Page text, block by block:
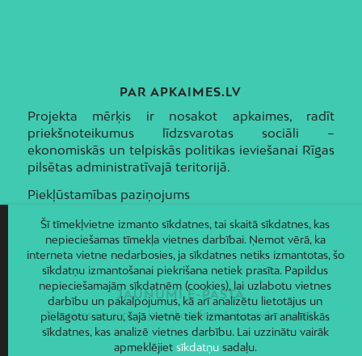
PAR APKAIMES.LV
Projekta mērķis ir nosakot apkaimes, radīt
priekšnoteikumus līdzsvarotas sociāli –
ekonomiskās un telpiskās politikas ieviešanai Rīgas
pilsētas administratīvajā teritorijā.
Piekļūstamības paziņojums
JAUNUMI E-PASTĀ
Piesakies un saņem jaunāko informāciju savā e-pastā!
Šī tīmekļvietne izmanto sīkdatnes, tai skaitā sīkdatnes, kas
nepieciešamas tīmekļa vietnes darbībai. Ņemot vērā, ka
interneta vietne nedarbosies, ja sīkdatnes netiks izmantotas, šo
sīkdatņu izmantošanai piekrišana netiek prasīta. Papildus
nepieciešamajām sīkdatnēm (cookies), lai uzlabotu vietnes
darbību un pakalpojumus, kā arī analizētu lietotājus un
pielāgotu saturu, šajā vietnē tiek izmantotas arī analītiskās
sīkdatnes, kas analizē vietnes darbību. Lai uzzinātu vairāk
apmeklējiet sīkdatņusadaļu.